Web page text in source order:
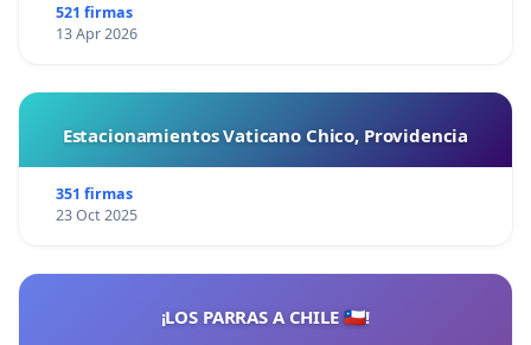
521 firmas
13 Apr 2026
Estacionamientos Vaticano Chico, Providencia
351 firmas
23 Oct 2025
¡LOS PARRAS A CHILE 🇨🇱!